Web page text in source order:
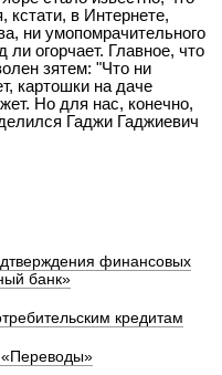
кстати, в Интернете,
ни умопомрачительного
огорчает. Главное, что
зятем: "Что ни
картошки на даче
Но для нас, конечно,
Гаджи Гаджиевич
финансовых
банк»
кредитам